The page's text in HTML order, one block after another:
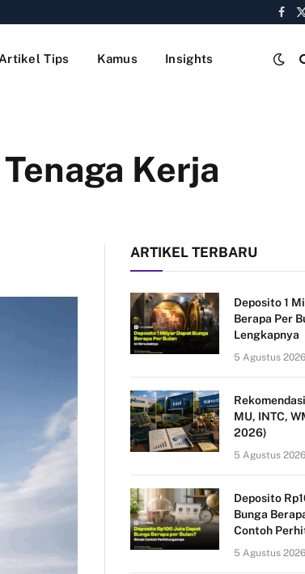
Artikel Tips Kamus Insights
Kerja
ARTIKEL TERBARU
Deposito 1
Berapa Per
Lengkapnya
5 Agustus 2026
MU, INTC,
2026)
5 Agustus 2026
Deposito
Bunga
Contoh
5 Agustus 2026